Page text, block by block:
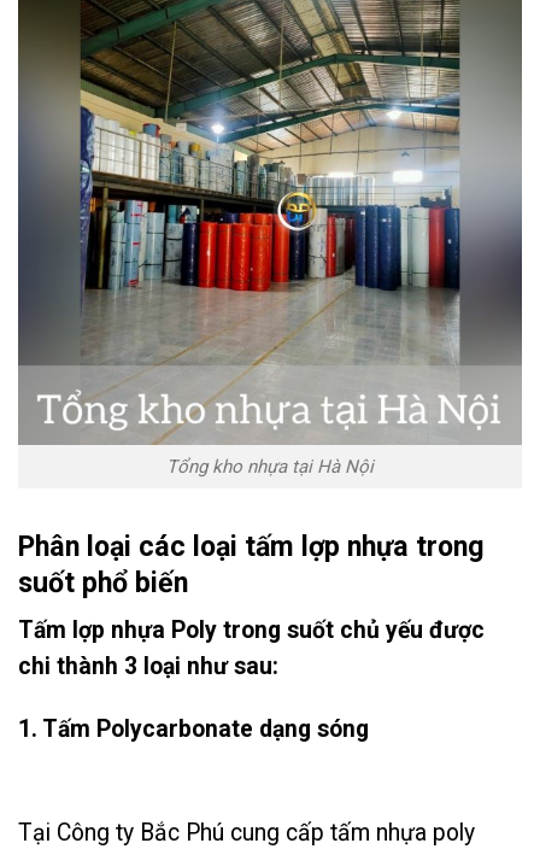
Tổng kho nhựa tại Hà Nội
Phân loại các loại tấm lợp nhựa trong
suốt phổ biến
Tấm lợp nhựa Poly trong suốt chủ yếu được
chi thành 3 loại như sau:
1. Tấm Polycarbonate dạng sóng
Tại Công ty Bắc Phú cung cấp tấm nhựa poly